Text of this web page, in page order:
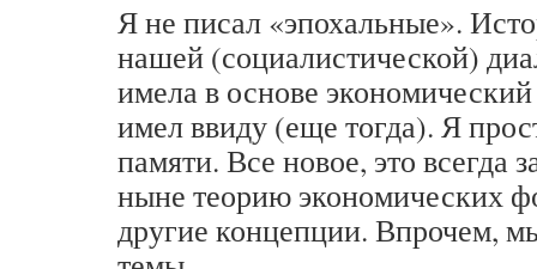
Я не писал «эпохальные».
нашей (социалистической)
имела в основе
имел ввиду (еще тогда). Я
памяти. Все новое, это всегда
ныне теорию экономических
другие концепции. Впрочем,